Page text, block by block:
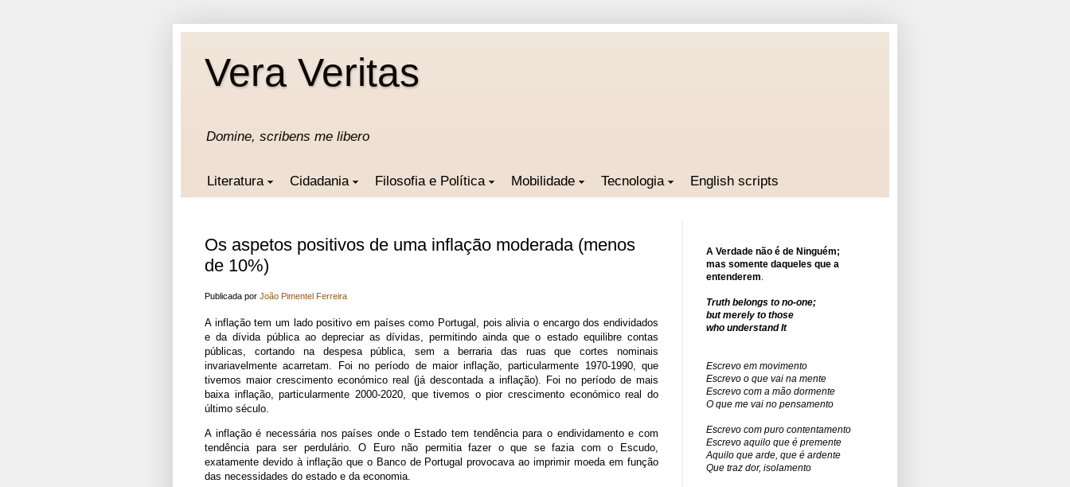
Vera Veritas
Domine, scribens me libero
Literatura Cidadania Filosofia e Política Mobilidade Tecnologia English scripts
Os aspetos positivos de uma inflação moderada (menos
de 10%)
Publicada por João Pimentel Ferreira
A inflação tem um lado positivo em países como Portugal, pois alivia o encargo dos endividados
e da dívida pública ao depreciar as dívidas, permitindo ainda que o estado equilibre contas
públicas, cortando na despesa pública, sem a berraria das ruas que cortes nominais
invariavelmente acarretam. Foi no período de maior inflação, particularmente 1970-1990, que
tivemos maior crescimento económico real (já descontada a inflação). Foi no período de mais
baixa inflação, particularmente 2000-2020, que tivemos o pior crescimento económico real do
último século.
A inflação é necessária nos países onde o Estado tem tendência para o endividamento e com
tendência para ser perdulário. O Euro não permitia fazer o que se fazia com o Escudo,
exatamente devido à inflação que o Banco de Portugal provocava ao imprimir moeda em função
das necessidades do estado e da economia.
A Verdade não é de Ninguém;
mas somente daqueles que a
entenderem.
Truth belongs to no-one;
but merely to those
who understand It
Escrevo em movimento
Escrevo o que vai na mente
Escrevo com a mão dormente
O que me vai no pensamento
Escrevo com puro contentamento
Escrevo aquilo que é premente
Aquilo que arde, que é ardente
Que traz dor, isolamento